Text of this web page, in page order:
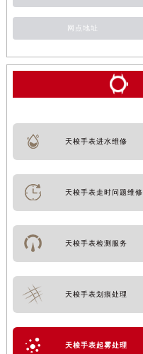
网点地址
天梭手表进水维修
天梭手表走时问题维修
天梭手表检测服务
天梭手表划痕处理
天梭手表起雾处理